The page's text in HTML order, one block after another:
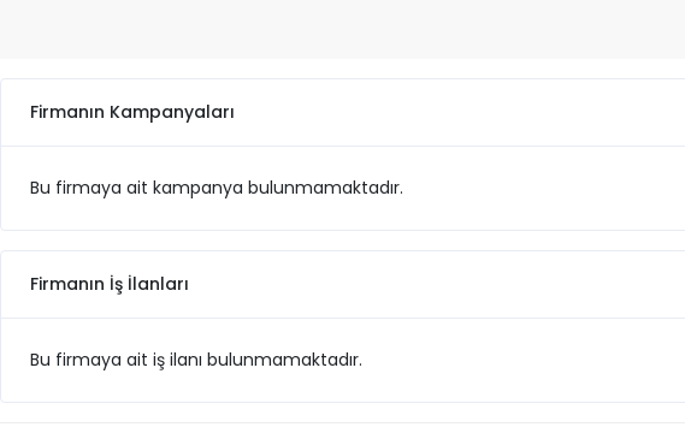
Firmanın Kampanyaları
Bu firmaya ait kampanya bulunmamaktadır.
Firmanın İş İlanları
Bu firmaya ait iş ilanı bulunmamaktadır.